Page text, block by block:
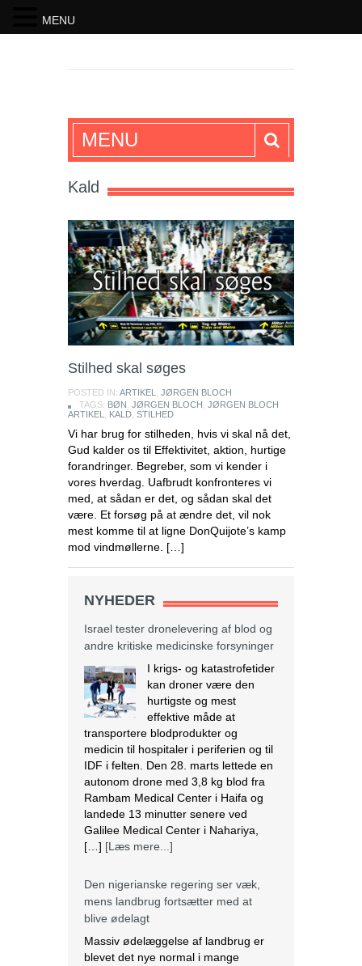
SKRIFTEN
MENU
Kald
Stilhed skal søges
POSTED IN: ARTIKEL
JØRGEN BLOCH
TAGS: BØN JØRGEN BLOCH
JØRGEN BLOCH
ARTIKEL
KALD STILHED
Vi har brug for stilheden, hvis vi skal nå det,
Gud kalder os til Effektivitet, aktion, hurtige
forandringer. Begreber, som vi kender i
vores hverdag. Uafbrudt konfronteres vi
med, at sådan er det, og sådan skal det
være. Et forsøg på at ændre det, vil nok
mest komme til at ligne DonQuijote’s kamp
mod vindmøllerne. […]
NYHEDER
Israel tester dronelevering af blod og
andre kritiske medicinske forsyninger
I krigs- og katastrofetider
kan droner være den
hurtigste og mest
effektive måde at
transportere blodprodukter og
medicin til hospitaler i periferien og til
IDF i felten. Den 28. marts lettede en
autonom drone med 3,8 kg blod fra
Rambam Medical Center i Haifa og
landede 13 minutter senere ved
Galilee Medical Center i Nahariya,
[…] [Læs mere...]
Den nigerianske regering ser væk,
mens landbrug fortsætter med at
blive ødelagt
Massiv ødelæggelse af landbrug er
blevet det nye normal i mange
MENU